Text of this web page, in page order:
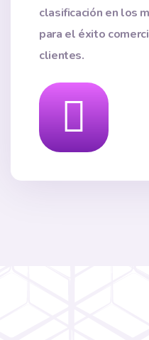
clasificación en los
para el éxito
clientes.